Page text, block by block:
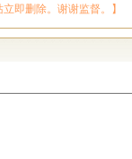
即删除。谢谢监督。】